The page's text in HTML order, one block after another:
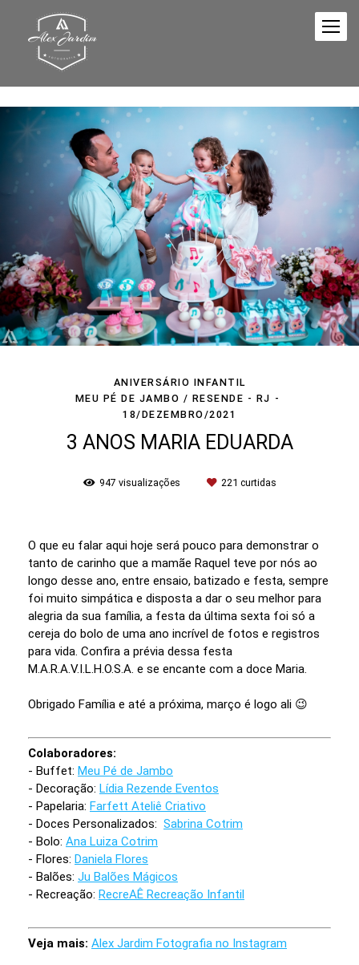
ANIVERSÁRIO INFANTIL
MEU PÉ DE JAMBO / RESENDE - RJ
18/DEZEMBRO/2021
3 ANOS MARIA EDUARDA
947 visualizações 221 curtidas
O que eu falar aqui hoje será pouco para demonstrar o
tanto de carinho que a mamãe Raquel teve por nós ao
longo desse ano, entre ensaio, batizado e festa, sempre
foi muito simpática e disposta a dar o seu melhor para
alegria da sua família, a festa da última sexta foi só a
cereja do bolo de uma ano incrível de fotos e registros
para vida. Confira a prévia dessa festa
M.A.R.A.V.I.L.H.O.S.A. e se encante com a doce Maria.
Obrigado Família e até a próxima, março é logo ali 😉
Colaboradores:
- Buffet: Meu Pé de Jambo
- Decoração: Lídia Rezende Eventos
- Papelaria: Farfett Ateliê Criativo
- Doces Personalizados: Sabrina Cotrim
- Bolo: Ana Luiza Cotrim
- Flores: Daniela Flores
- Balões: Ju Balões Mágicos
- Recreação: RecreAÊ Recreação Infantil
Veja mais: Alex Jardim Fotografia no Instagram